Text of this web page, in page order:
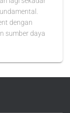
dengan
sumber daya